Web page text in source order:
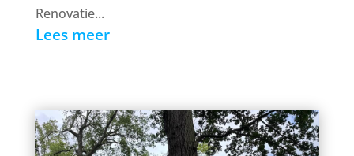
Renovatie...
Lees meer